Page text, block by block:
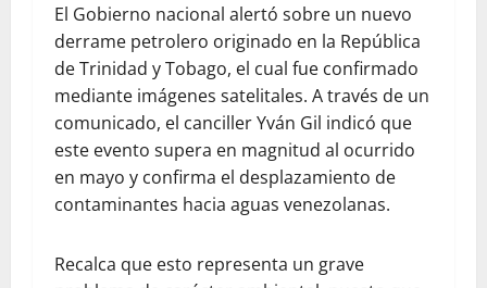
El Gobierno nacional alertó sobre un nuevo
derrame petrolero originado en la República
de Trinidad y Tobago, el cual fue confirmado
mediante imágenes satelitales. A través de un
comunicado, el canciller Yván Gil indicó que
este evento supera en magnitud al ocurrido
en mayo y confirma el desplazamiento de
contaminantes hacia aguas venezolanas.
Recalca que esto representa un grave